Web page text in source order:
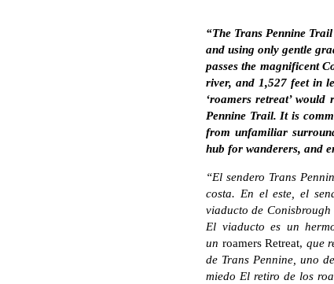
“The Trans Pennine
and using only gentle
passes the magnificent
river, and 1,527 feet in
‘roamers retreat’
Pennine Trail. It is
from unfamiliar
hub for wanderers, and
“El sendero Trans
costa. En el este, el
viaducto de
El viaducto es un
un roamers Retreat, que
de Trans Pennine, uno
miedo El retiro de los